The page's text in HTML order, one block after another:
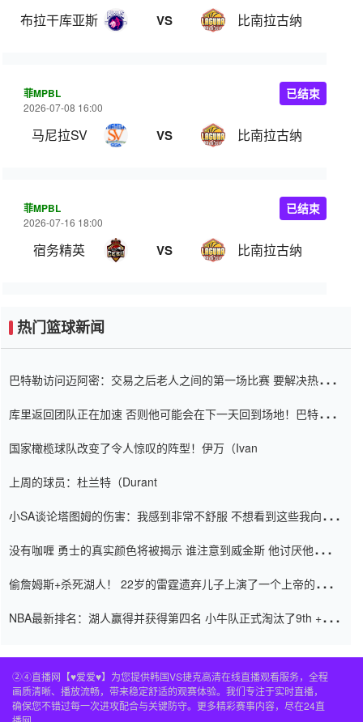
布拉干库亚斯 VS 比南拉古纳
菲MPBL
2026-07-08 16:00
马尼拉SV VS 比南拉古纳
已结束
菲MPBL
2026-07-16 18:00
宿务精英 VS 比南拉古纳
已结束
热门篮球新闻
巴特勒访问迈阿密：交易之后老人之间的第一场比赛 要解决热情的
库里返回团队正在加速 否则他可能会在下一天回到场地！巴特勒迈
国家橄榄球队改变了令人惊叹的阵型！伊万（Ivan
上周的球员：杜兰特（Durant
小SA谈论塔图姆的伤害：我感到非常不舒服 不想看到这些我向他
没有咖喱 勇士的真实颜色将被揭示 谁注意到威金斯 他讨厌他的老
偷詹姆斯+杀死湖人！ 22岁的雷霆遗弃儿子上演了一个上帝的剧
NBA最新排名：湖人赢得并获得第四名 小牛队正式淘汰了9th + 76
②④直播网【♥爱爱♥】为您提供韩国VS捷克高清在线直播观看服务，全程
画质清晰、播放流畅，带来稳定舒适的观赛体验。我们专注于实时直播，
确保您不错过每一次进攻配合与关键防守。更多精彩赛事内容，尽在24直